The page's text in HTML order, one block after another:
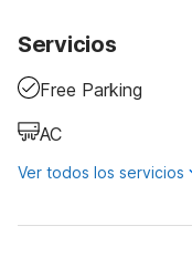
Servicios
Free Parking
AC
Ver todos los servicios